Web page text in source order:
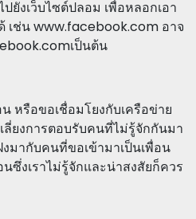
ปยังเว็บไซต์ปลอม เพื่อหลอกเอา
เช่น www.facebook.com อาจ
เป็นต้น
หรือขอเชื่อมโยงกับเครือข่าย
ลี่ยงการตอบรับคนที่ไม่รู้จักกันมา
มากับคนที่ขอเข้ามาเป็นเพื่อน
ซึ่งเราไม่รู้จักและน่าสงสัยก็ควร